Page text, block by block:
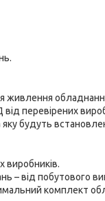
живлення
перевірених
будуть
виробників.
– від побутового
комплект